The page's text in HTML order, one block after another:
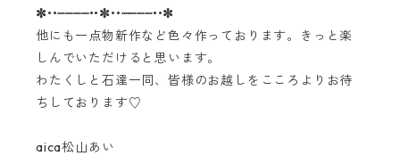
✼••┈┈┈┈••✼••┈┈┈┈••✼
他にも一点物新作など色々作っております。きっと楽
しんでいただけると思います。
わたくしと石達一同、皆様のお越しをこころよりお待
ちしております♡
aica松山あい